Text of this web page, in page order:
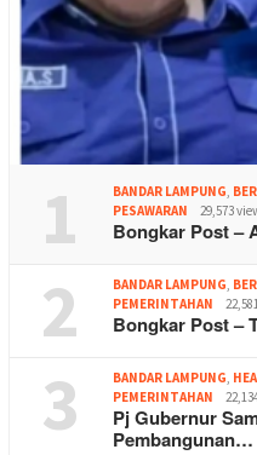
1 BANDAR LAMPUNG,
PESAWARAN
29,573
Bongkar Post –
2 BANDAR LAMPUNG,
PEMERINTAHAN
Bongkar Post –
3 BANDAR LAMPUNG,
PEMERINTAHAN
Pj Gubernur
Pembangunan…